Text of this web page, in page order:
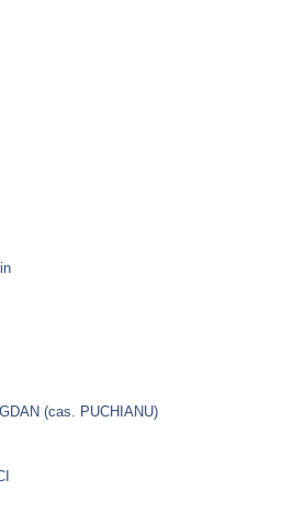
(cas. PUCHIANU)